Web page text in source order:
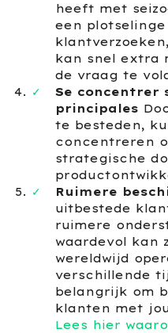
heeft met
een
kan snel extra
de vraag te
Se concentrer
principales
te besteden,
concentreren
strategische
Ruimere
uitbestede
ruimere
waardevol kan
wereldwijd
verschillende
belangrijk om
klanten met
Lees hier